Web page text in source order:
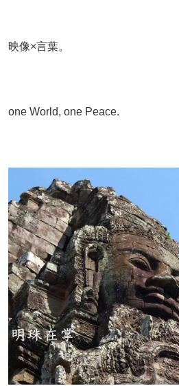
映像×言葉。
one World, one Peace.